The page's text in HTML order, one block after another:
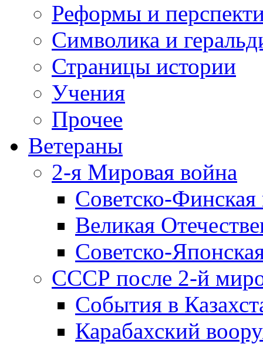
Реформы и
Символика и
Страницы истории
Учения
Прочее
Ветераны
2-я Мировая война
Советско-
Великая
Советско-
СССР после 2-й
События в
Карабахский